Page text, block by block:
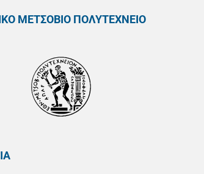
ΜΕΤΣΟΒΙΟ ΠΟΛΥΤΕΧΝΕΙΟ